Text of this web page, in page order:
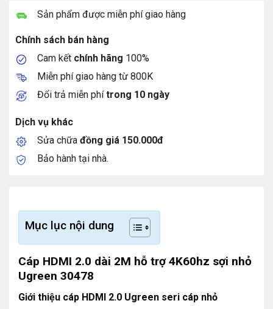
Sản phẩm được miễn phí giao hàng
Chính sách bán hàng
Cam kết chính hãng 100%
Miễn phí giao hàng từ 800K
Đổi trả miễn phítrong 10 ngày
Dịch vụ khác
Sửa chữa đồng giá 150.000đ
Bảo hành tại nhà.
Mục lục nội dung
Cáp HDMI 2.0 dài 2M hỗ trợ 4K60hz sợi nhỏ
Ugreen 30478
Giới thiệu cáp HDMI 2.0 Ugreen seri cáp nhỏ